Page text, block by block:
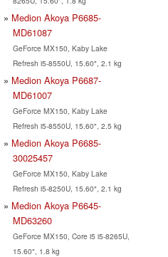
Medion Akoya P6685-
MD61087
GeForce MX150, Kaby Lake
Refresh i5-8550U, 15.60", 2.1 kg
Medion Akoya P6687-
MD61007
GeForce MX150, Kaby Lake
Refresh i5-8550U, 15.60", 2.5 kg
Medion Akoya P6685-
30025457
GeForce MX150, Kaby Lake
Refresh i5-8250U, 15.60", 2.1 kg
Medion Akoya P6645-
MD63260
GeForce MX150, Core i5 i5-8265U,
15.60", 1.8 kg